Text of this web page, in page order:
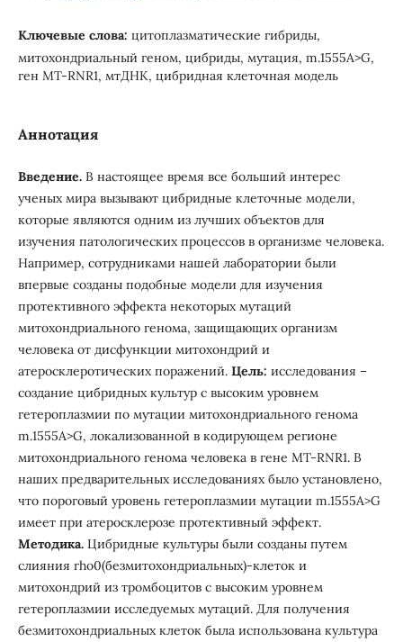
Ключевые слова: цитоплазматические гибриды,
митохондриальный геном, цибриды, мутация, m.1555A>G,
ген MT-RNR1, мтДНК, цибридная клеточная модель
Аннотация
Введение.В настоящее время все больший интерес
ученых мира вызывают цибридные клеточные модели,
которые являются одним из лучших объектов для
изучения патологических процессов в организме человека.
Например, сотрудниками нашей лаборатории были
впервые созданы подобные модели для изучения
протективного эффекта некоторых мутаций
митохондриального генома, защищающих организм
человека от дисфункции митохондрий и
атеросклеротических поражений. Цель: исследования –
создание цибридных культур с высоким уровнем
гетероплазмии по мутации митохондриального генома
m.1555A>G, локализованной в кодирующем регионе
митохондриального генома человека в гене MT-RNR1. В
наших предварительных исследованиях было установлено,
что пороговый уровень гетероплазмии мутации m.1555A>G
имеет при атеросклерозе протективный эффект.
Методика. Цибридные культуры были созданы путем
слияния rho0(безмитохондриальных)-клеток и
митохондрий из тромбоцитов с высоким уровнем
гетероплазмии исследуемых мутаций. Для получения
безмитохондриальных клеток была использована культура